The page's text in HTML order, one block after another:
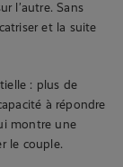
l’autre. Sans
et la suite
: plus de
à répondre
montre une
le couple.